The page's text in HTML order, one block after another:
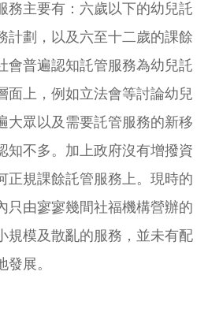
務主要有：六歲以下的幼兒託
計劃，以及六至十二歲的課餘
會普遍認知託管服務為幼兒託
面上，例如立法會等討論幼兒
大眾以及需要託管服務的新移
知不多。加上政府沒有增撥資
正規課餘託管服務上。現時的
只由寥寥幾間社福機構營辦的
規模及散亂的服務，並未有配
展。